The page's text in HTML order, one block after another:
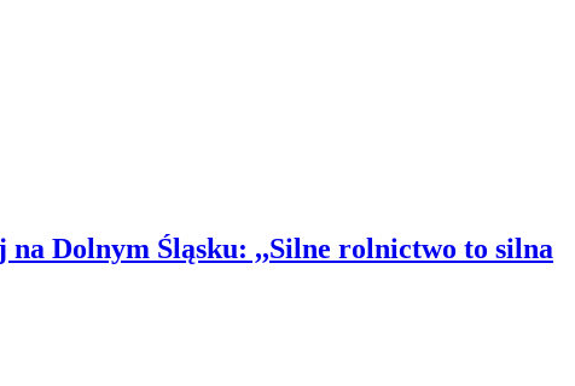
na Dolnym Śląsku: ,,Silne rolnictwo to silna